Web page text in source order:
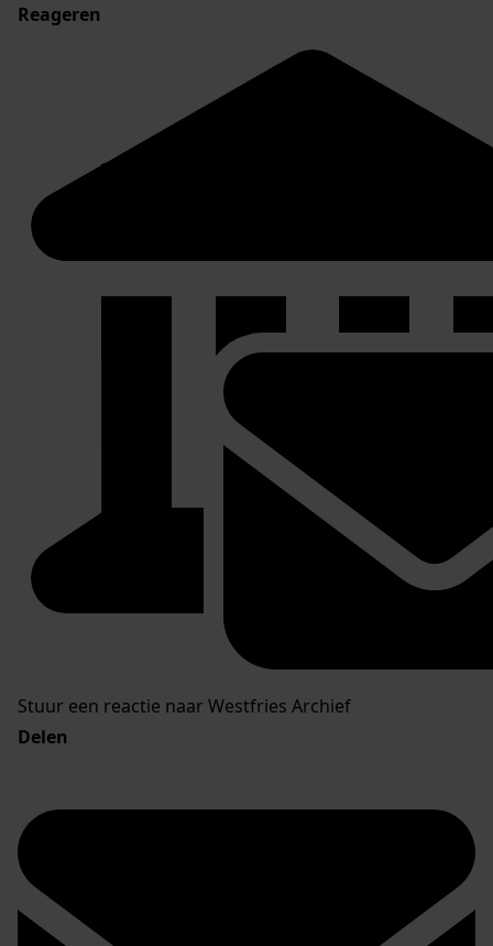
Reageren
Stuur een reactie naar Westfries Archief
Delen